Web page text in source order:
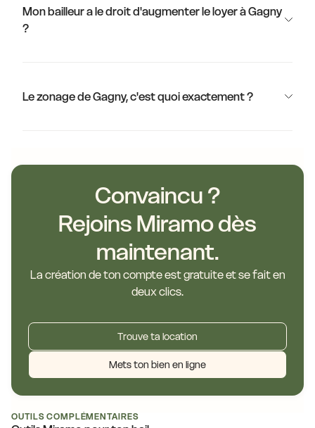
Mon bailleur a le droit d'augmenter le loyer à Gagny
?
Le zonage de Gagny, c'est quoi exactement ?
Convaincu ?
Rejoins Miramo dès
maintenant.
La création de ton compte est gratuite et se fait en
deux clics.
Trouve ta location
Mets ton bien en ligne
OUTILS COMPLÉMENTAIRES